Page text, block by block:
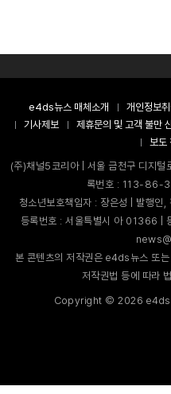
e4ds뉴스 매체소개 개인정보
기사제보
제휴문의 및 고객 불만
보도
(주)채널5코리아 | 서울 금천구 디지
록번호 : 113-86-
청소년보호책임자 : 장은성 | 발행
등록번호 : 서울특별시 아 01366 |
본 콘텐츠의 저작권은 e4ds뉴스 또
저작권법 등에 따라
Copyright ©2026